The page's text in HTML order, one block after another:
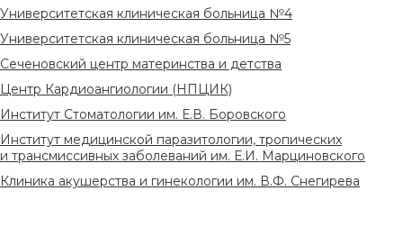
Университетская клиническая больница №4
Университетская клиническая больница №5
Сеченовский центр материнства и детства
Центр Кардиоангиологии (НПЦИК)
Институт Стоматологии им. Е.В. Боровского
Институт медицинской паразитологии, тропических
и трансмиссивных заболеваний им. Е.И. Марциновского
Клиника акушерства и гинекологии им. В.Ф. Снегирева